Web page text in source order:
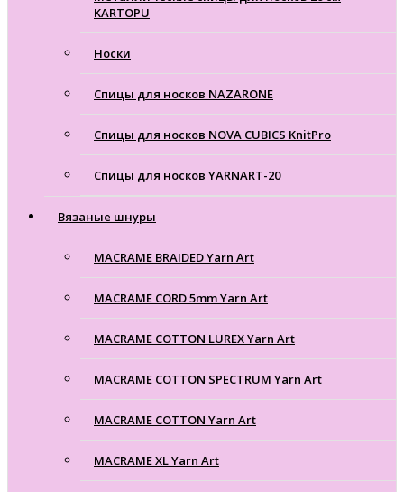
KARTOPU
Носки
Спицы для носков NAZARONE
Спицы для носков NOVA CUBICS KnitPro
Спицы для носков YARNART-20
Вязаные шнуры
MACRAME BRAIDED Yarn Art
MACRAME CORD 5mm Yarn Art
MACRAME COTTON LUREX Yarn Art
MACRAME COTTON SPECTRUM Yarn Art
MACRAME COTTON Yarn Art
MACRAME XL Yarn Art